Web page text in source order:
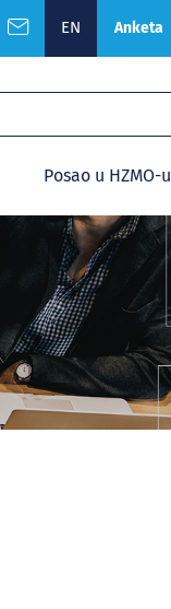
EN Anketa
Posao u HZMO-u